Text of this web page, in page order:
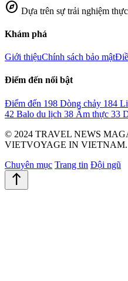
explore Dựa trên sự trải nghiệm
Khám phá
Giới thiệuChính sách bảo mật
Điểm đến nổi bật
Điểm đến 198 Dòng chảy 184
42 Balo du lịch 38 Ẩm thực 33
© 2024 TRAVEL NEWS
VIETVOYAGE IN VIETNAM.
Chuyên mục Trang tin Đội ngũ
north